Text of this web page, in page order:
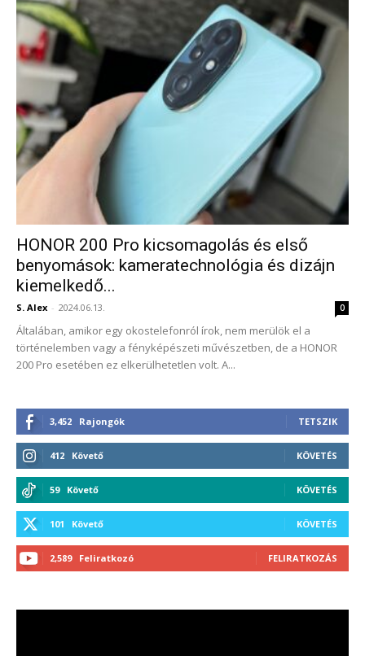
HONOR 200 Pro kicsomagolás és első
benyomások: kameratechnológia és dizájn
kiemelkedő...
S. Alex - 2024.06.13. 0
Általában, amikor egy okostelefonról írok, nem merülök el a
történelemben vagy a fényképészeti művészetben, de a HONOR
200 Pro esetében ez elkerülhetetlen volt. A...
3,452 Rajongók TETSZIK
412 Követő KÖVETÉS
59 Követő KÖVETÉS
101 Követő KÖVETÉS
2,589 Feliratkozó FELIRATKOZÁS